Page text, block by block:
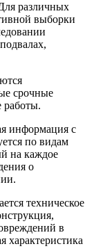
различных
выборки
срочные
работы.
информация с
по видам
на каждое
о
техническое
в
характеристика